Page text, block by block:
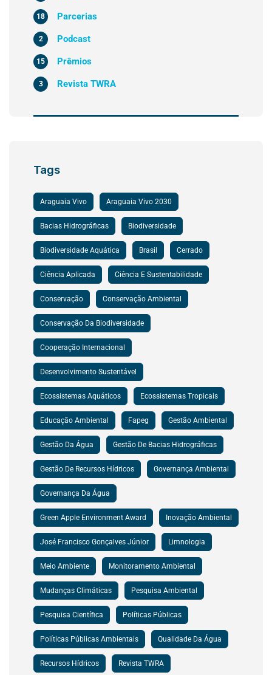
Parcerias
18
Podcast
2
Prêmios
15
Revista TWRA
3
Tags
Araguaia Vivo Araguaia Vivo 2030
Bacias Hidrográficas Biodiversidade
Biodiversidade Aquática Brasil Cerrado
Ciência Aplicada Ciência E Sustentabilidade
Conservação Conservação Ambiental
Conservação Da Biodiversidade
Cooperação Internacional
Desenvolvimento Sustentável
Ecossistemas Aquáticos Ecossistemas Tropicais
Educação Ambiental Fapeg Gestão Ambiental
Gestão Da Água Gestão De Bacias Hidrográficas
Gestão De Recursos Hídricos Governança Ambiental
Governança Da Água
Green Apple Environment Award Inovação Ambiental
José Francisco Gonçalves Júnior Limnologia
Meio Ambiente Monitoramento Ambiental
Mudanças Climáticas Pesquisa Ambiental
Pesquisa Científica Políticas Públicas
Políticas Públicas Ambientais Qualidade Da Água
Recursos Hídricos Revista TWRA